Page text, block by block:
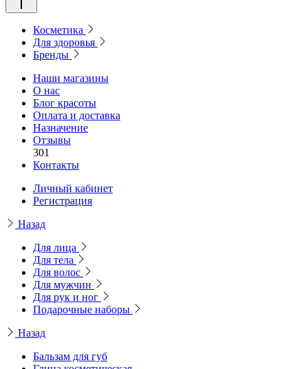
Косметика
Для здоровья
Бренды
Наши магазины
О нас
Блог красоты
Оплата и доставка
Назначение
Отзывы
301
Контакты
Личный кабинет
Регистрация
Назад
Для лица
Для тела
Для волос
Для мужчин
Для рук и ног
Подарочные наборы
Назад
Бальзам для губ